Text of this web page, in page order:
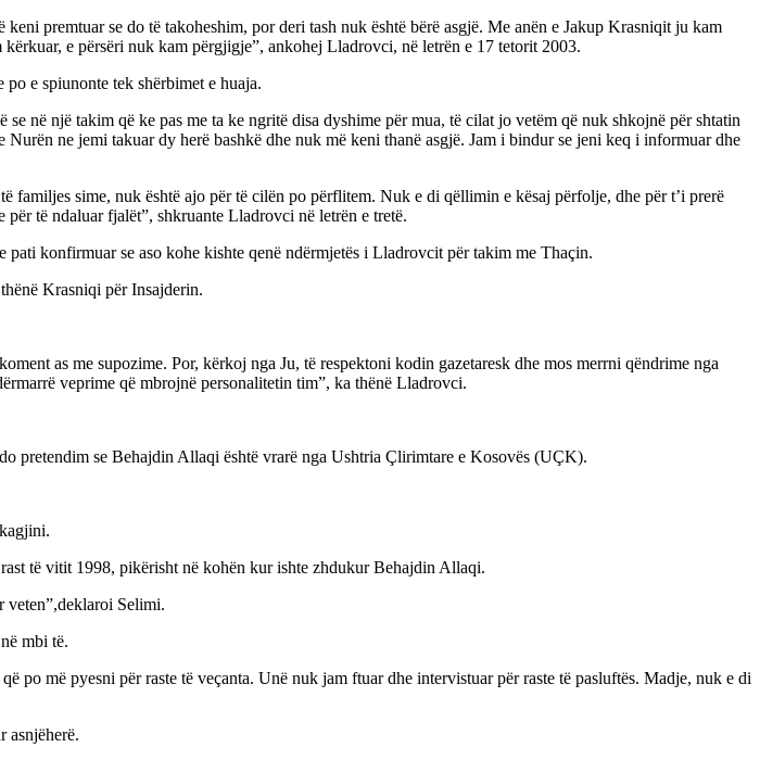
premtuar se do të takoheshim, por deri tash nuk është bërë asgjë. Me anën e Jakup Krasniqit ju kam
e përsëri nuk kam përgjigje”, ankohej Lladrovci, në letrën e 17 tetorit 2003.
e spiunonte tek shërbimet e huaja.
në një takim që ke pas me ta ke ngritë disa dyshime për mua, të cilat jo vetëm që nuk shkojnë për shtatin
ne jemi takuar dy herë bashkë dhe nuk më keni thanë asgjë. Jam i bindur se jeni keq i informuar dhe
familjes sime, nuk është ajo për të cilën po përflitem. Nuk e di qëllimin e kësaj përfolje, dhe për t’i prerë
të ndaluar fjalët”, shkruante Lladrovci në letrën e tretë.
konfirmuar se aso kohe kishte qenë ndërmjetës i Lladrovcit për takim me Thaçin.
Krasniqi për Insajderin.
as me supozime. Por, kërkoj nga Ju, të respektoni kodin gazetaresk dhe mos merrni qëndrime nga
veprime që mbrojnë personalitetin tim”, ka thënë Lladrovci.
pretendim se Behajdin Allaqi është vrarë nga Ushtria Çlirimtare e Kosovës (UÇK).
të vitit 1998, pikërisht në kohën kur ishte zhdukur Behajdin Allaqi.
veten”,deklaroi Selimi.
mbi të.
po më pyesni për raste të veçanta. Unë nuk jam ftuar dhe intervistuar për raste të pasluftës. Madje, nuk e di
asnjëherë.